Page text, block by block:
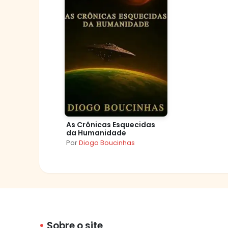
As Crônicas Esquecidas
da Humanidade
PorDiogo Boucinhas